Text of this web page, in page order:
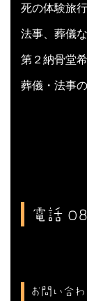
死の体験旅行
法事、葬儀
第２納骨堂
葬儀・法事
電話
お問い合